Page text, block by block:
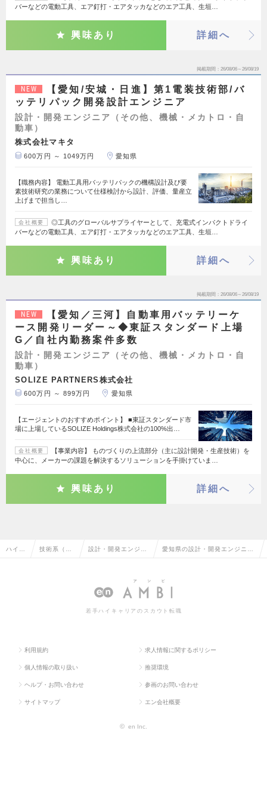
バーなどの電動工具、エア釘打・エアタッカなどのエア工具、生垣…
興味あり 詳細へ
掲載期間 26/08/06～26/08/19
NEW
【愛知/安城・日進】第1電装技術部/バ
ッテリパック開発設計エンジニア
設計・開発エンジニア（その他、機械・メカトロ・自
動車）
株式会社マキタ
600万円 ～ 1049万円 愛知県
【職務内容】 電動工具用バッテリパックの機構設計及び要
素技術研究の業務について仕様検討から設計、評価、量産立
上げまで担当し…
会社概要
◎工具のグローバルサプライヤーとして、充電式インパクトドライ
バーなどの電動工具、エア釘打・エアタッカなどのエア工具、生垣…
興味あり 詳細へ
掲載期間 26/08/06～26/08/19
NEW
【愛知／三河】自動車用バッテリーケ
ース開発リーダー～◆東証スタンダード上場
G／自社内勤務案件多数
設計・開発エンジニア（その他、機械・メカトロ・自
動車）
SOLIZE PARTNERS株式会社
600万円 ～ 899万円 愛知県
【エージェントのおすすめポイント】 ■東証スタンダード市
場に上場しているSOLIZE Holdings株式会社の100%出…
会社概要
【事業内容】 ものづくりの上流部分（主に設計開発・生産技術）を
中心に、メーカーの課題を解決するソリューションを手掛けていま…
興味あり 詳細へ
ハイク 技術系（機 設計・開発エンジニ
メカトロ・自動車）
愛知県の設計・開発エンジニア
動車）の転職・求人情報一覧
若手ハイキャリアのスカウト転職
利用規約 求人情報に関するポリシー
個人情報の取り扱い 推奨環境
ヘルプ・お問い合わせ 参画のお問い合わせ
サイトマップ エン会社概要
© en Inc.